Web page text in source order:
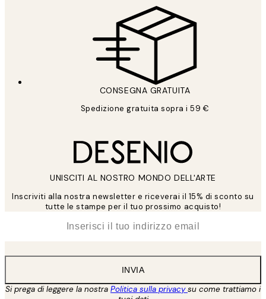
CONSEGNA GRATUITA
Spedizione gratuita sopra i 59 €
UNISCITI AL NOSTRO MONDO DELL'ARTE
Inscriviti alla nostra newsletter e riceverai il 15% di sconto su
tutte le stampe per il tuo prossimo acquisto!
INVIA
Si prega di leggere la nostra Politica sulla privacysu come trattiamo i